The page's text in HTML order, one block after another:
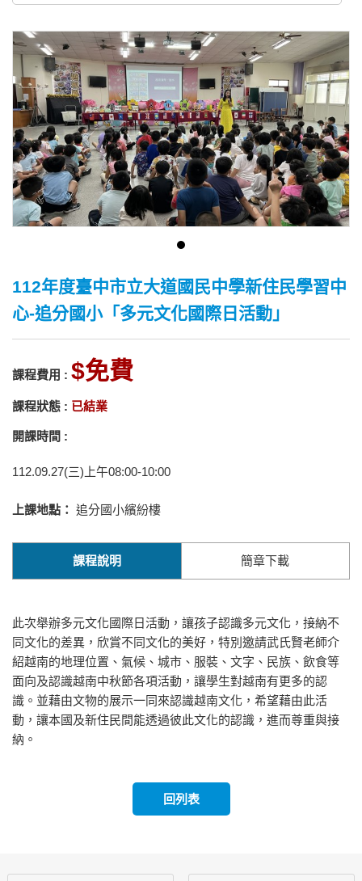
112年度臺中市立大道國民中學新住民學習中
心-追分國小「多元文化國際日活動」
課程費用 : 免費
課程狀態 : 已結業
開課時間 :
112.09.27(三)上午08:00-10:00
上課地點： 追分國小繽紛樓
課程說明 簡章下載
此次舉辦多元文化國際日活動，讓孩子認識多元文化，接納不
同文化的差異，欣賞不同文化的美好，特別邀請武氏賢老師介
紹越南的地理位置、氣候、城市、服裝、文字、民族、飲食等
面向及認識越南中秋節各項活動，讓學生對越南有更多的認
識。並藉由文物的展示一同來認識越南文化，希望藉由此活
動，讓本國及新住民間能透過彼此文化的認識，進而尊重與接
納。
回列表